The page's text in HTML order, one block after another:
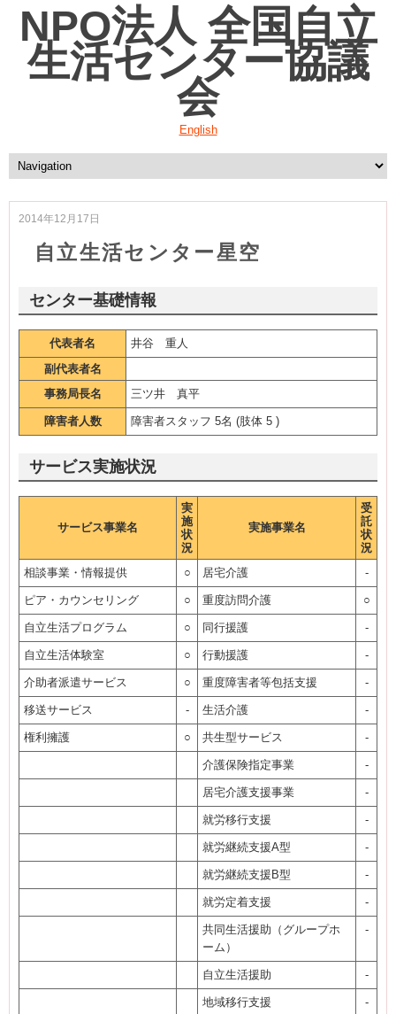
NPO法人 全国自立
生活センター協議
会
English
2014年12月17日
自立生活センター星空
センター基礎情報
代表者名
井谷 重人
副代表者名
事務局長名
三ツ井 真平
障害者人数 障害者スタッフ 5名 (肢体 5 )
サービス実施状況
サービス事業名
実
施
状
況
実施事業名
受
託
状
況
相談事業・情報提供
○ 居宅介護 -
ピア・カウンセリング ○ 重度訪問介護 ○
自立生活プログラム ○ 同行援護 -
自立生活体験室 ○ 行動援護 -
介助者派遣サービス ○ 重度障害者等包括支援 -
移送サービス - 生活介護 -
権利擁護 ○ 共生型サービス -
介護保険指定事業 -
居宅介護支援事業 -
就労移行支援 -
就労継続支援A型 -
就労継続支援B型 -
就労定着支援 -
共同生活援助（グループホ
ーム）
-
自立生活援助 -
地域移行支援 -